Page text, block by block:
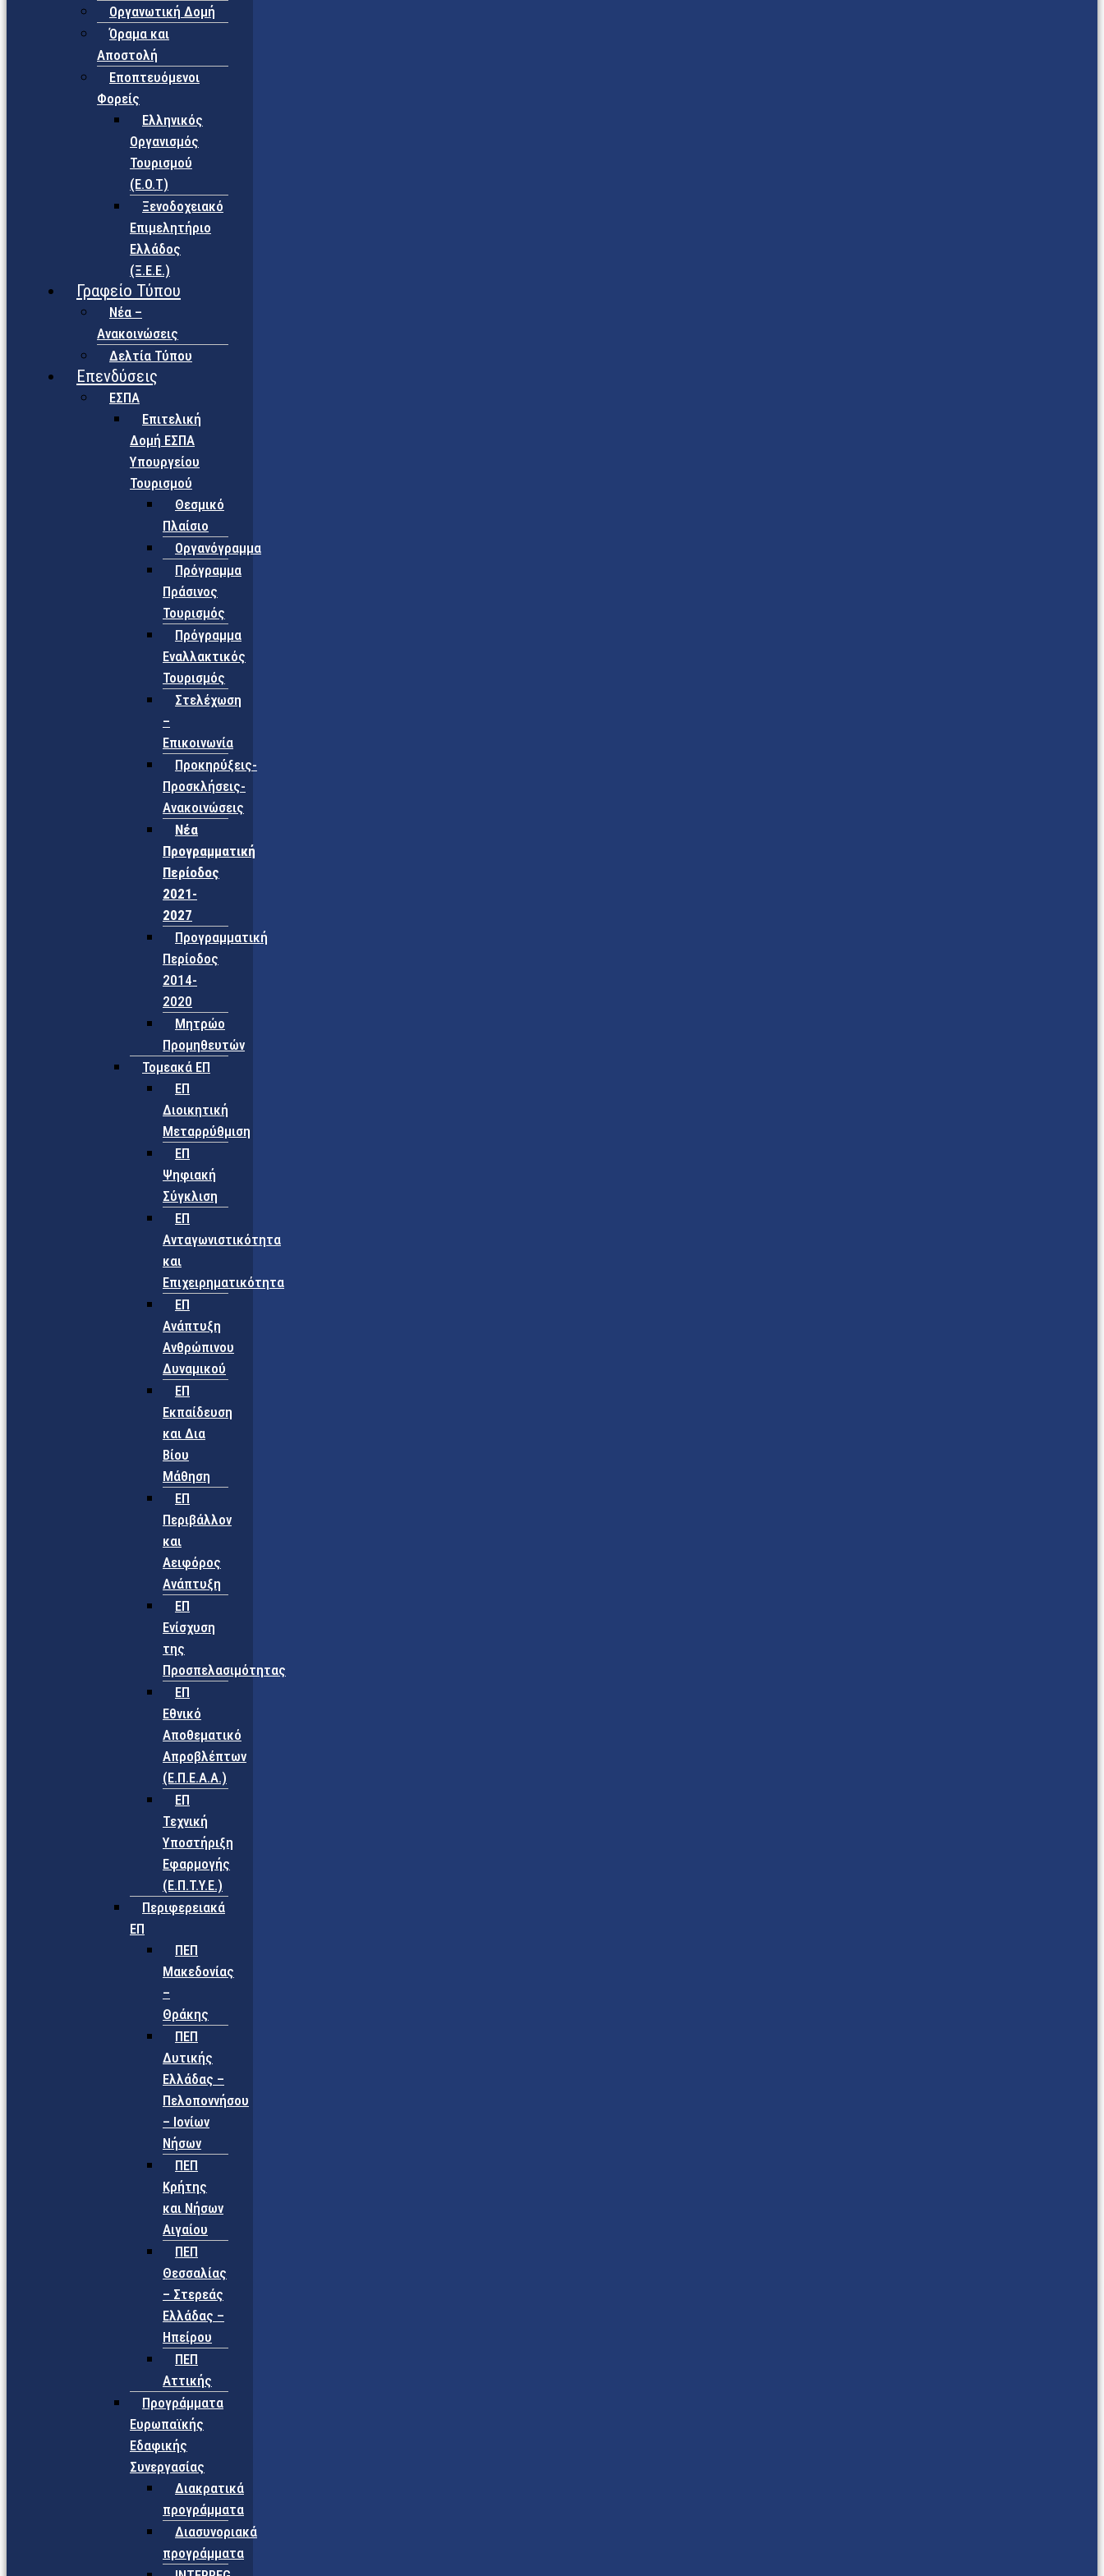
Οργανωτική Δομή
Όραμα και
Αποστολή
Εποπτευόμενοι
Φορείς
Eλληνικός
Οργανισμός
Τουρισμού
(Ε.Ο.Τ)
Ξενοδοχειακό
Επιμελητήριο
Ελλάδος
(Ξ.Ε.Ε.)
Γραφείο Τύπου
Νέα –
Ανακοινώσεις
Δελτία Τύπου
Επενδύσεις
ΕΣΠΑ
Επιτελική
Δομή ΕΣΠΑ
Υπουργείου
Τουρισμού
Θεσμικό
Πλαίσιο
Οργανόγραμμα
Πρόγραμμα
Πράσινος
Τουρισμός
Πρόγραμμα
Εναλλακτικός
Τουρισμός
Στελέχωση
–
Επικοινωνία
Προκηρύξεις-
Προσκλήσεις-
Ανακοινώσεις
Νέα
Προγραμματική
Περίοδος
2021-
2027
Προγραμματική
Περίοδος
2014-
2020
Μητρώο
Προμηθευτών
Τομεακά ΕΠ
ΕΠ
Διοικητική
Μεταρρύθμιση
ΕΠ
Ψηφιακή
Σύγκλιση
ΕΠ
Ανταγωνιστικότητα
και
Επιχειρηματικότητα
ΕΠ
Ανάπτυξη
Ανθρώπινου
Δυναμικού
ΕΠ
Εκπαίδευση
και Δια
Βίου
Μάθηση
ΕΠ
Περιβάλλον
και
Αειφόρος
Ανάπτυξη
ΕΠ
Ενίσχυση
της
Προσπελασιμότητας
ΕΠ
Εθνικό
Αποθεματικό
Απροβλέπτων
(Ε.Π.Ε.Α.Α.)
ΕΠ
Τεχνική
Υποστήριξη
Εφαρμογής
(Ε.Π.Τ.Υ.Ε.)
Περιφερειακά
ΕΠ
ΠΕΠ
Μακεδονίας
–
Θράκης
ΠΕΠ
Δυτικής
Ελλάδας –
Πελοποννήσου
– Ιονίων
Νήσων
ΠΕΠ
Κρήτης
και Νήσων
Αιγαίου
ΠΕΠ
Θεσσαλίας
– Στερεάς
Ελλάδας –
Ηπείρου
ΠΕΠ
Αττικής
Προγράμματα
Ευρωπαϊκής
Εδαφικής
Συνεργασίας
Διακρατικά
προγράμματα
Διασυνοριακά
προγράμματα